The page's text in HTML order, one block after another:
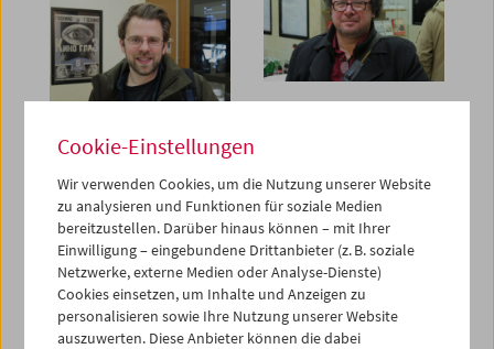
Cookie-Einstellungen
Wir verwenden Cookies, um die Nutzung unserer Website
zu analysieren und Funktionen für soziale Medien
bereitzustellen. Darüber hinaus können – mit Ihrer
Einwilligung – eingebundene Drittanbieter (z. B. soziale
Netzwerke, externe Medien oder Analyse-Dienste)
Cookies einsetzen, um Inhalte und Anzeigen zu
personalisieren sowie Ihre Nutzung unserer Website
auszuwerten. Diese Anbieter können die dabei